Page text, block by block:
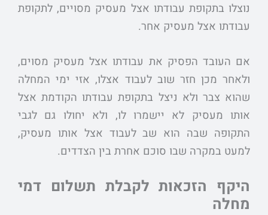
נוצלו בתקופת עבודתו אצל מעסיק מסויים, לתקופת
עבודתו אצל מעסיק אחר.
אם העובד הפסיק את עבודתו אצל מעסיק מסוים,
ולאחר מכן חזר שוב לעבוד אצלו, אזי ימי המחלה
שהוא צבר ולא ניצל בתקופת עבודתו הקודמת אצל
אותו מעסיק לא יישמרו לו, ולא יחולו גם לגבי
התקופה שבה הוא שב לעבוד אצל אותו מעסיק,
למעט במקרה שבו סוכם אחרת בין הצדדים.
היקף הזכאות לקבלת תשלום דמי
מחלה